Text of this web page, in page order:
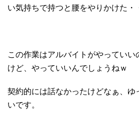
い気持ちで持つと腰をやりかけた・
この作業はアルバイトがやっていい
けど、やっていいんでしょうねｗ
契約的には話なかったけどなぁ、ゆ
いです。